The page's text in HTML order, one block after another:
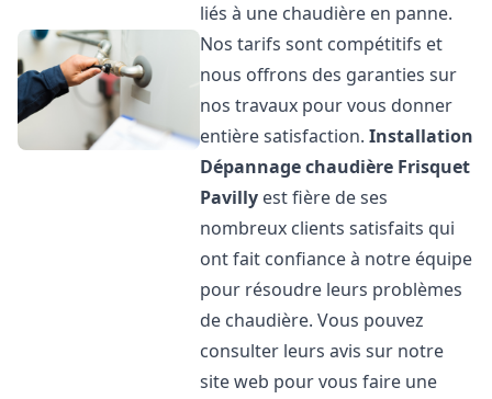
liés à une chaudière en panne.
Nos tarifs sont compétitifs et
nous offrons des garanties sur
nos travaux pour vous donner
entière satisfaction.Installation
Dépannage chaudière Frisquet
Pavilly est fière de ses
nombreux clients satisfaits qui
ont fait confiance à notre équipe
pour résoudre leurs problèmes
de chaudière. Vous pouvez
consulter leurs avis sur notre
site web pour vous faire une